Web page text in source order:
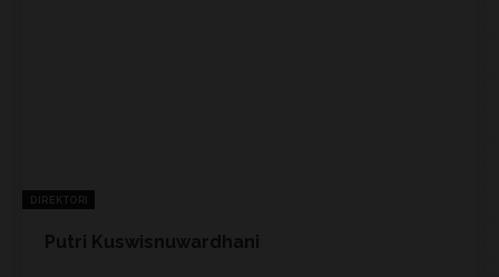
DIREKTORI
Putri Kuswisnuwardhani